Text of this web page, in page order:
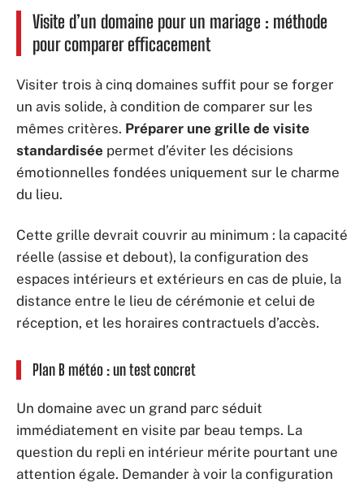
Visite d’un domaine pour un mariage : méthode
pour comparer efficacement
Visiter trois à cinq domaines suffit pour se forger
un avis solide, à condition de comparer sur les
mêmes critères. Préparer une grille de visite
standardisée permet d’éviter les décisions
émotionnelles fondées uniquement sur le charme
du lieu.
Cette grille devrait couvrir au minimum : la capacité
réelle (assise et debout), la configuration des
espaces intérieurs et extérieurs en cas de pluie, la
distance entre le lieu de cérémonie et celui de
réception, et les horaires contractuels d’accès.
Plan B météo : un test concret
Un domaine avec un grand parc séduit
immédiatement en visite par beau temps. La
question du repli en intérieur mérite pourtant une
attention égale. Demander à voir la configuration